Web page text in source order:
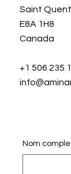
Saint
E8A 1H8
Canada
+1 506 235
Nom